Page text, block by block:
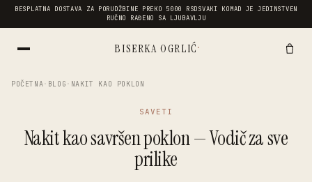
BESPLATNA DOSTAVA ZA PORUDŽBINE PREKO 5000 RSDSVAKI KOMAD JE JEDINSTVEN
RUČNO RAĐENO SA LJUBAVLJU
BISERKA OGRLIĆ·
POČETNA· BLOG · NAKIT KAO POKLON
SAVETI
Nakit kao savršen poklon — Vodič za sve
prilike